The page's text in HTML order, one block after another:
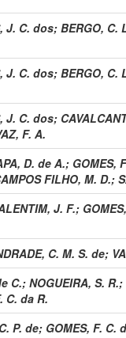
J. C. dos; BERGO, C.
J. C. dos; BERGO, C.
J. C. dos;
F. A.
D. de A.; GOMES,
FILHO, M. D.;
J. F.;
C. M. S. de;
C.; NOGUEIRA, S. R.;
C. da R.
P. de; GOMES, F. C.